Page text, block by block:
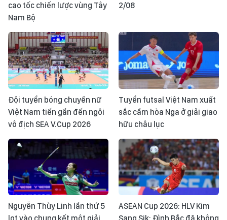
cao tốc chiến lược vùng Tây
Nam Bộ
2/08
Đội tuyển bóng chuyền nữ
Việt Nam tiến gần đến ngôi
vô địch SEA V.Cup 2026
Tuyển futsal Việt Nam xuất
sắc cầm hòa Nga ở giải giao
hữu châu lục
Nguyễn Thùy Linh lần thứ 5
ASEAN Cup 2026: HLV Kim